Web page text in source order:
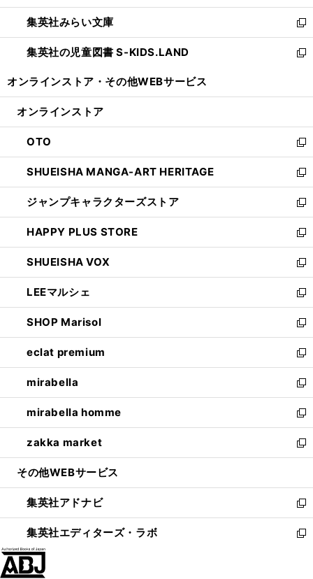
開
く
ウ
で
開
く
ン
ド
ウ
で
ウ
ィ
ン
ド
開
集英社みらい文庫
新
し
い
ン
ウ
で
開
く
集英社の児童図書 S-KIDS.LAND
新
ウ
ン
ド
ウ
で
開
く
オンラインストア・ その他WEBサービス
オンラインストア
OTO
新
し
い
ウ
ィ
ン
ド
ウ
で
開
く
SHUEISHA MANGA-ART HERITAGE
新
し
い
ウ
ィ
ン
ド
ウ
で
開
く
ジャンプキャラクターズストア
新
し
い
ウ
ィ
ン
ド
ウ
で
開
く
HAPPY PLUS STORE
新
し
い
ウ
ィ
ン
ド
ウ
で
開
く
SHUEISHA VOX
新
し
い
ウ
ィ
ン
ド
ウ
で
開
く
LEEマルシェ
新
し
い
ウ
ィ
ン
ド
ウ
で
開
く
SHOP Marisol
新
し
い
ウ
ィ
ン
ド
ウ
で
開
eclat premium
新
し
い
ウ
ィ
ン
ド
ウ
開
く
mirabella
新
し
い
ウ
ィ
ン
ウ
で
開
く
mirabella homme
新
し
い
ウ
ン
ド
ウ
で
zakka market
新
し
ウ
ィ
ン
ド
その他WEBサービス
集英社アドナビ
新
し
い
集英社エディターズ・ラボ
新